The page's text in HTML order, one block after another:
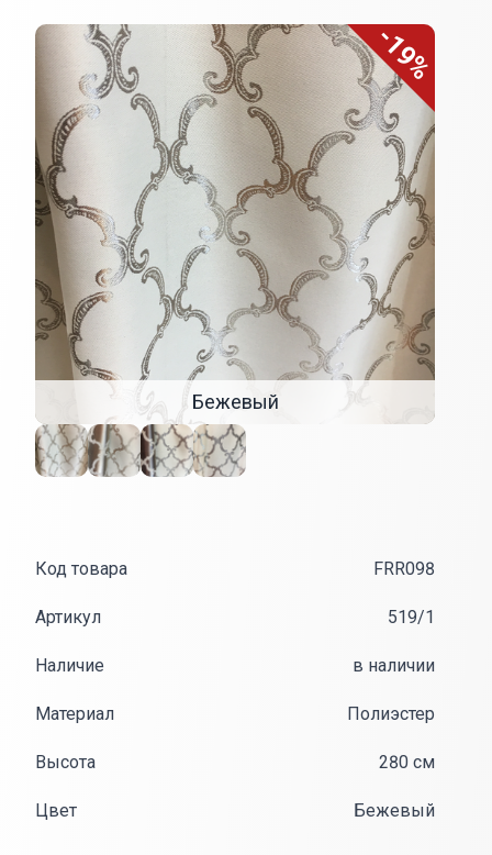
Внешний вид -19%
Бежевый
Код товара FRR098
Артикул 519/1
Наличие в наличии
Материал Полиэстер
Высота 280 см
Цвет Бежевый